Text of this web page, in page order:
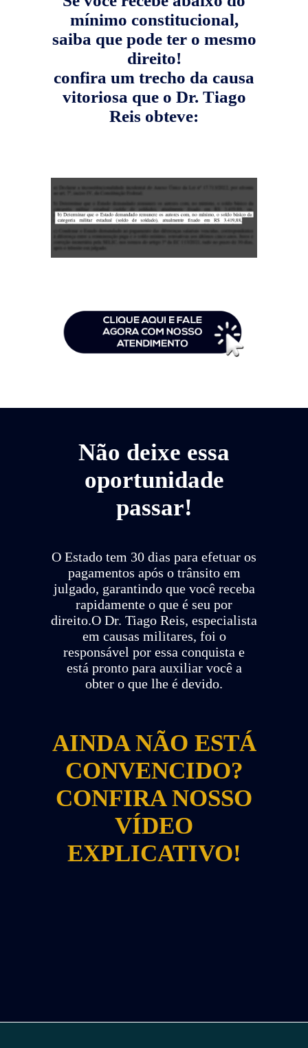
mínimo constitucional,
saiba que pode ter o mesmo
direito!
confira um trecho da causa
vitoriosa que o Dr. Tiago
Reis obteve:
Não deixe essa
oportunidade
passar!
O Estado tem 30 dias para efetuar os
pagamentos após o trânsito em
julgado, garantindo que você receba
rapidamente o que é seu por
direito.O Dr. Tiago Reis, especialista
em causas militares, foi o
responsável por essa conquista e
está pronto para auxiliar você a
obter o que lhe é devido.
AINDA NÃO ESTÁ
CONVENCIDO?
CONFIRA NOSSO
VÍDEO
EXPLICATIVO!